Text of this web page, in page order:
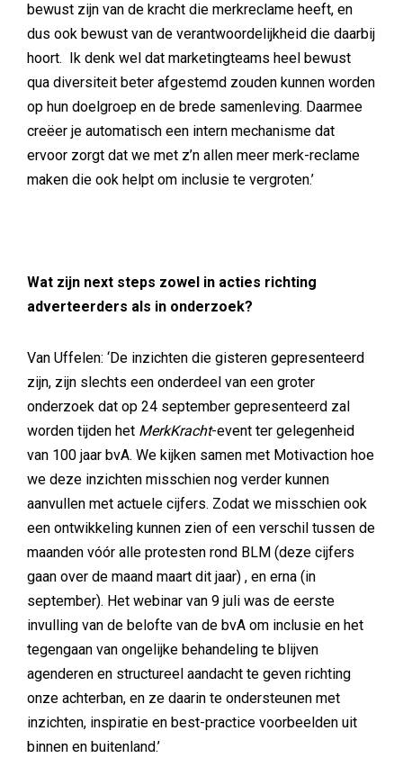
bewust zijn van de kracht die merkreclame heeft, en
dus ook bewust van de verantwoordelijkheid die daarbij
hoort. Ik denk wel dat marketingteams heel bewust
qua diversiteit beter afgestemd zouden kunnen worden
op hun doelgroep en de brede samenleving. Daarmee
creëer je automatisch een intern mechanisme dat
ervoor zorgt dat we met z’n allen meer merk-reclame
maken die ook helpt om inclusie te vergroten.’
Wat zijn next steps zowel in acties richting
adverteerders als in onderzoek?
Van Uffelen: ‘De inzichten die gisteren gepresenteerd
zijn, zijn slechts een onderdeel van een groter
onderzoek dat op 24 september gepresenteerd zal
worden tijden het MerkKracht-event ter gelegenheid
van 100 jaar bvA. We kijken samen met Motivaction hoe
we deze inzichten misschien nog verder kunnen
aanvullen met actuele cijfers. Zodat we misschien ook
een ontwikkeling kunnen zien of een verschil tussen de
maanden vóór alle protesten rond BLM (deze cijfers
gaan over de maand maart dit jaar) , en erna (in
september). Het webinar van 9 juli was de eerste
invulling van de belofte van de bvA om inclusie en het
tegengaan van ongelijke behandeling te blijven
agenderen en structureel aandacht te geven richting
onze achterban, en ze daarin te ondersteunen met
inzichten, inspiratie en best-practice voorbeelden uit
binnen en buitenland.’